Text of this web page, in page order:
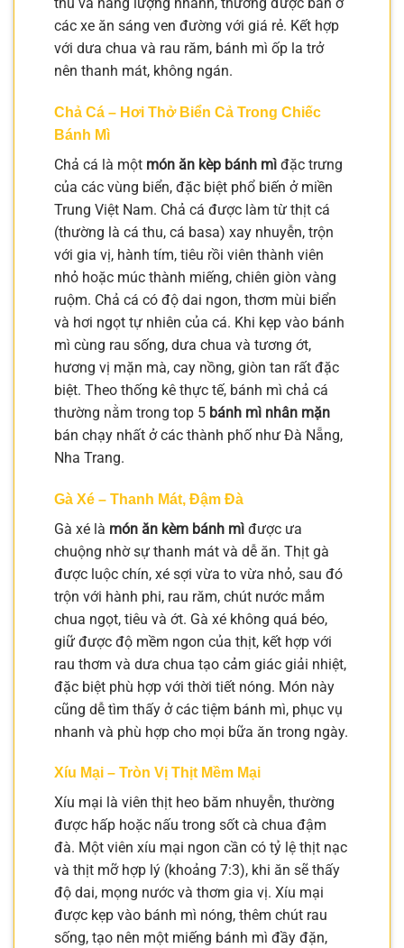
các xe ăn sáng ven đường với giá rẻ. Kết hợp
với dưa chua và rau răm, bánh mì ốp la trở
nên thanh mát, không ngán.
Chả Cá – Hơi Thở Biển Cả Trong Chiếc
Bánh Mì
Chả cá là một món ăn kèp bánh mì đặc trưng
của các vùng biển, đặc biệt phổ biến ở miền
Trung Việt Nam. Chả cá được làm từ thịt cá
(thường là cá thu, cá basa) xay nhuyễn, trộn
với gia vị, hành tím, tiêu rồi viên thành viên
nhỏ hoặc múc thành miếng, chiên giòn vàng
ruộm. Chả cá có độ dai ngon, thơm mùi biển
và hơi ngọt tự nhiên của cá. Khi kẹp vào bánh
mì cùng rau sống, dưa chua và tương ớt,
hương vị mặn mà, cay nồng, giòn tan rất đặc
biệt. Theo thống kê thực tế, bánh mì chả cá
thường nằm trong top 5 bánh mì nhân mặn
bán chạy nhất ở các thành phố như Đà Nẵng,
Nha Trang.
Gà Xé – Thanh Mát, Đậm Đà
Gà xé là món ăn kèm bánh mì được ưa
chuộng nhờ sự thanh mát và dễ ăn. Thịt gà
được luộc chín, xé sợi vừa to vừa nhỏ, sau đó
trộn với hành phi, rau răm, chút nước mắm
chua ngọt, tiêu và ớt. Gà xé không quá béo,
giữ được độ mềm ngon của thịt, kết hợp với
rau thơm và dưa chua tạo cảm giác giải nhiệt,
đặc biệt phù hợp với thời tiết nóng. Món này
cũng dễ tìm thấy ở các tiệm bánh mì, phục vụ
nhanh và phù hợp cho mọi bữa ăn trong ngày.
Xíu Mại – Tròn Vị Thịt Mềm Mại
Xíu mại là viên thịt heo băm nhuyễn, thường
được hấp hoặc nấu trong sốt cà chua đậm
đà. Một viên xíu mại ngon cần có tỷ lệ thịt nạc
và thịt mỡ hợp lý (khoảng 7:3), khi ăn sẽ thấy
độ dai, mọng nước và thơm gia vị. Xíu mại
được kẹp vào bánh mì nóng, thêm chút rau
sống, tạo nên một miếng bánh mì đầy đặn,